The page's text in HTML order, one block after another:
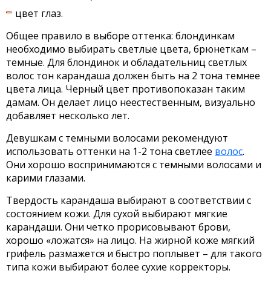
цвет глаз.
Общее правило в выборе оттенка: блондинкам
необходимо выбирать светлые цвета, брюнеткам –
темные. Для блондинок и обладательниц светлых
волос тон карандаша должен быть на 2 тона темнее
цвета лица. Черный цвет противопоказан таким
дамам. Он делает лицо неестественным, визуально
добавляет несколько лет.
Девушкам с темными волосами рекомендуют
использовать оттенки на 1-2 тона светлее волос.
Они хорошо воспринимаются с темными волосами и
карими глазами.
Твердость карандаша выбирают в соответствии с
состоянием кожи. Для сухой выбирают мягкие
карандаши. Они четко прорисовывают брови,
хорошо «ложатся» на лицо. На жирной коже мягкий
грифель размажется и быстро поплывет – для такого
типа кожи выбирают более сухие корректоры.